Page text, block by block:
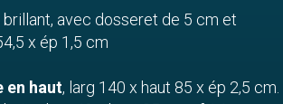
avec dosseret de 5 cm et
x ép 1,5 cm
en haut, larg 140 x haut 85 x ép 2,5 cm.